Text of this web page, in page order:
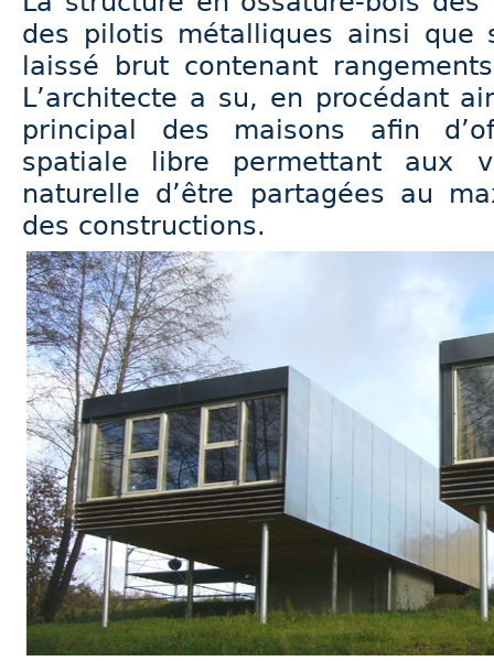
des pilotis métalliques ainsi que
laissé brut contenant
L’architecte a su, en procédant
principal des maisons afin
spatiale libre permettant aux
naturelle d’être partagées au
des constructions.